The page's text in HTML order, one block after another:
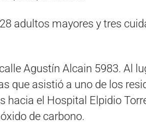
adultos mayores y tres
Agustín Alcain 5983. Al
que asistió a uno de los
hacia el Hospital Elpidio
de carbono.